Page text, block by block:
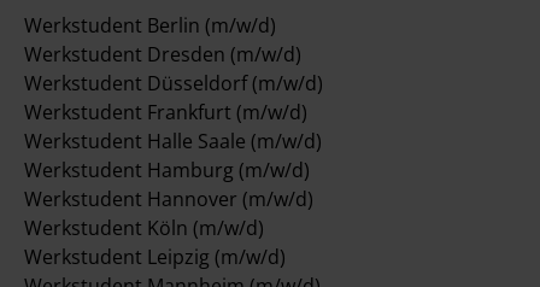
Werkstudent Berlin (m/w/d)
Werkstudent Dresden (m/w/d)
Werkstudent Düsseldorf (m/w/d)
Werkstudent Frankfurt (m/w/d)
Werkstudent Halle Saale (m/w/d)
Werkstudent Hamburg (m/w/d)
Werkstudent Hannover (m/w/d)
Werkstudent Köln (m/w/d)
Werkstudent Leipzig (m/w/d)